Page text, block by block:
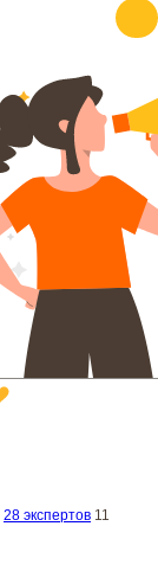
28 экспертов 11